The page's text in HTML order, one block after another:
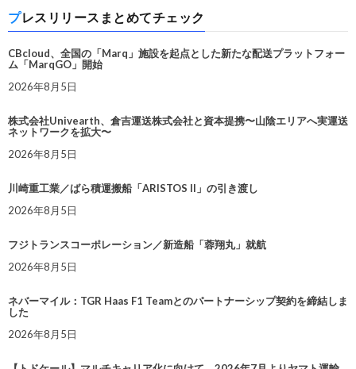
プレスリリースまとめてチェック
CBcloud、全国の「Marq」施設を起点とした新たな配送プラットフォー
ム「MarqGO」開始
2026年8月5日
株式会社Univearth、倉吉運送株式会社と資本提携〜山陰エリアへ実運送
ネットワークを拡大〜
2026年8月5日
川崎重工業／ばら積運搬船「ARISTOS II」の引き渡し
2026年8月5日
フジトランスコーポレーション／新造船「蓉翔丸」就航
2026年8月5日
ネバーマイル：TGR Haas F1 Teamとのパートナーシップ契約を締結しま
した
2026年8月5日